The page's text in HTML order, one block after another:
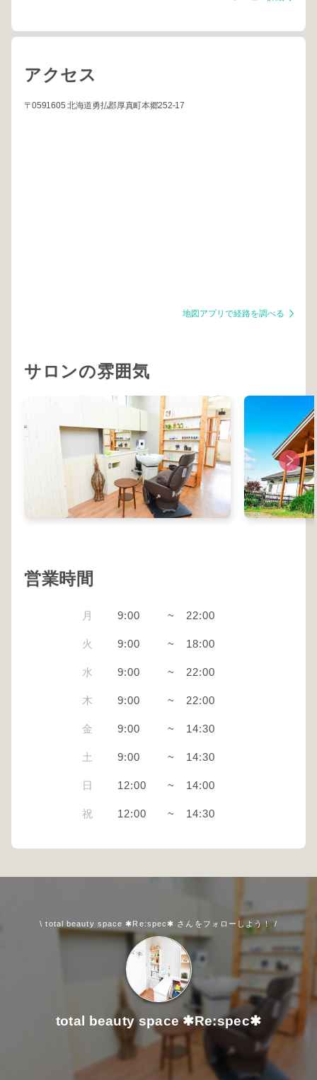
アクセス
〒0591605 北海道勇払郡厚真町本郷252-17
地図アプリで経路を調べる
サロンの雰囲気
営業時間
月 9:00 ~ 22:00
火 9:00 ~ 18:00
水 9:00 ~ 22:00
木 9:00 ~ 22:00
金 9:00 ~ 14:30
土 9:00 ~ 14:30
日 12:00 ~ 14:00
祝 12:00 ~ 14:30
\ total beauty space ✱Re:spec✱ さんをフォローしよう！ /
total beauty space ✱Re:spec✱